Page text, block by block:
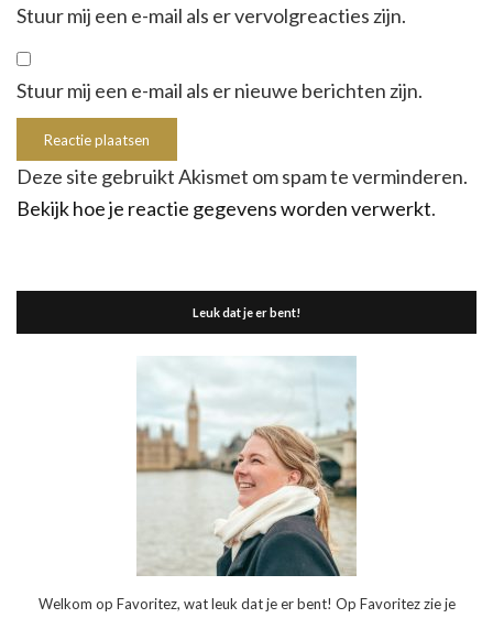
Stuur mij een e-mail als er vervolgreacties zijn.
Stuur mij een e-mail als er nieuwe berichten zijn.
Deze site gebruikt Akismet om spam te verminderen.
Bekijk hoe je reactie gegevens worden verwerkt.
Leuk dat je er bent!
Welkom op Favoritez, wat leuk dat je er bent! Op Favoritez zie je